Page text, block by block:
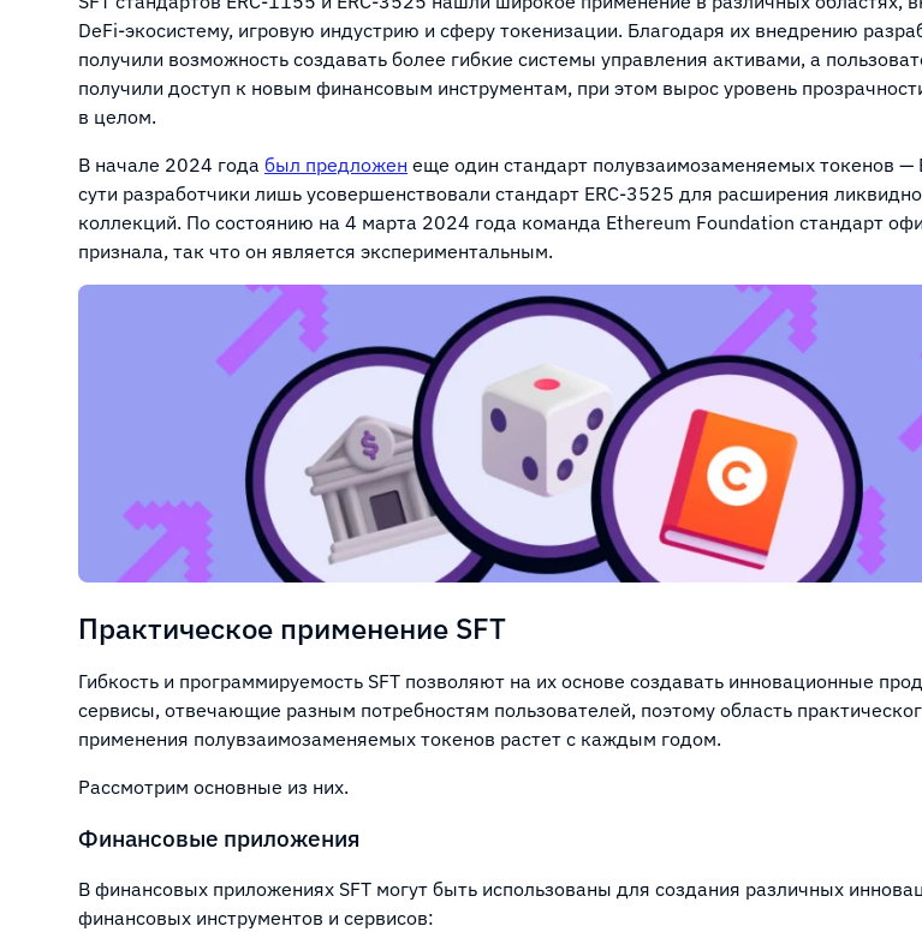
DeFi-экосистему, игровую индустрию и сферу токенизации. Благодаря их внедрению
получили возможность создавать более гибкие системы управления активами, а
получили доступ к новым финансовым инструментам, при этом вырос уровень
в целом.
В начале 2024 года был предложен еще один стандарт полувзаимозаменяемых токенов —
сути разработчики лишь усовершенствовали стандарт ERC-3525 для расширения
коллекций. По состоянию на 4 марта 2024 года команда Ethereum Foundation стандарт
признала, так что он является экспериментальным.
Практическое применение SFT
Гибкость и программируемость SFT позволяют на их основе создавать инновационные
сервисы, отвечающие разным потребностям пользователей, поэтому область
применения полувзаимозаменяемых токенов растет с каждым годом.
Рассмотрим основные из них.
Финансовые приложения
В финансовых приложениях SFT могут быть использованы для создания различных
финансовых инструментов и сервисов: